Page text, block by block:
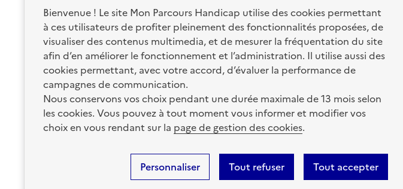
Bienvenue ! Le site Mon Parcours Handicap utilise des cookies permettant
à ces utilisateurs de profiter pleinement des fonctionnalités proposées, de
visualiser des contenus multimedia, et de mesurer la fréquentation du site
afin d’en améliorer le fonctionnement et l’administration. Il utilise aussi des
cookies permettant, avec votre accord, d’évaluer la performance de
campagnes de communication.
Nous conservons vos choix pendant une durée maximale de 13 mois selon
les cookies. Vous pouvez à tout moment vous informer et modifier vos
choix en vous rendant sur la page de gestion des cookies.
Tout accepter
Tout refuser
Personnaliser
Nos partenaires
La Caisse des Dépôts
accompagne les parcours
Informations sur le site
Sauf mention contraire, tous les contenus de ce site sont souslicence etalab-2.0